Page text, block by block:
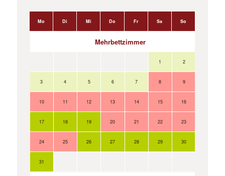
Mo Di Mi Do Fr Sa So
Mehrbettzimmer
1 2
3 4 5 6 7 8 9
10 11 12 13 14 15 16
17 18 19 20 21 22 23
24 25 26 27 28 29 30
31